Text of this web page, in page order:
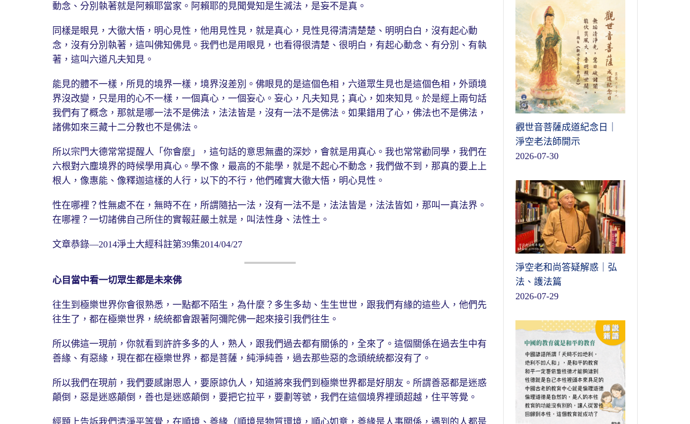
動念、分別執著就是阿賴耶當家。阿賴耶的見聞覺知是生滅法，是妄不是真。
同樣是眼見，大徹大悟，明心見性，他用見性見，就是真心，見性見得清清楚楚、明明白白，沒有起心動
念，沒有分別執著，這叫佛知佛見。我們也是用眼見，也看得很清楚、很明白，有起心動念、有分別、有執
著，這叫六道凡夫知見。
能見的體不一樣，所見的境界一樣，境界沒差別。佛眼見的是這個色相，六道眾生見也是這個色相，外頭境
界沒改變，只是用的心不一樣，一個真心，一個妄心。妄心，凡夫知見；真心，如來知見。於是經上兩句話
我們有了概念，那就是哪一法不是佛法，法法皆是，沒有一法不是佛法。如果錯用了心，佛法也不是佛法，
諸佛如來三藏十二分教也不是佛法。
所以宗門大德常常提醒人「你會麼」，這句話的意思無盡的深妙，會就是用真心。我也常常勸同學，我們在
六根對六塵境界的時候學用真心。學不像，最高的不能學，就是不起心不動念，我們做不到，那真的要上上
根人，像惠能、像釋迦這樣的人行，以下的不行，他們確實大徹大悟，明心見性。
性在哪裡？性無處不在，無時不在，所謂隨拈一法，沒有一法不是，法法皆是，法法皆如，那叫一真法界。
在哪裡？一切諸佛自己所住的實報莊嚴土就是，叫法性身、法性土。
文章恭錄—2014淨土大經科註第39集2014/04/27
心目當中看一切眾生都是未來佛
往生到極樂世界你會很熟悉，一點都不陌生，為什麼？多生多劫、生生世世，跟我們有緣的這些人，他們先
往生了，都在極樂世界，統統都會跟著阿彌陀佛一起來接引我們往生。
所以佛這一現前，你就看到許許多多的人，熟人，跟我們過去都有關係的，全來了。這個關係在過去生中有
善緣、有惡緣，現在都在極樂世界，都是菩薩，純淨純善，過去那些惡的念頭統統都沒有了。
所以我們在現前，我們要感謝恩人，要原諒仇人，知道將來我們到極樂世界都是好朋友。所謂善惡都是迷惑
顛倒，惡是迷惑顛倒，善也是迷惑顛倒，要把它拉平，要劃等號，我們在這個境界裡頭超越，住平等覺。
經題上告訴我們清淨平等覺，在順境、善緣（順境是物質環境，順心如意，善緣是人事關係，遇到的人都是
觀世音菩薩成道紀念日｜
淨空老法師開示
2026-07-30
淨空老和尚答疑解惑｜弘
法、護法篇
2026-07-29